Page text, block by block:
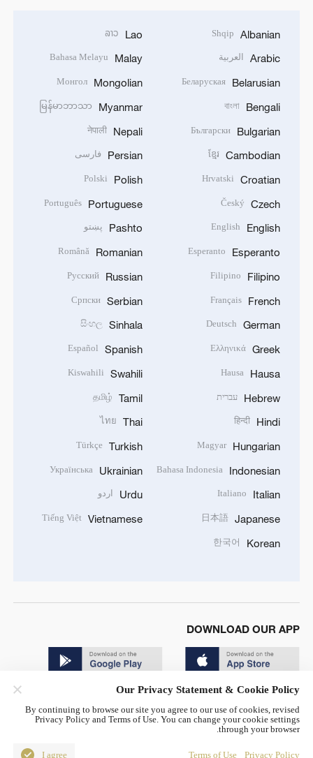
Albanian
Shqip
Arabic العربية
Belarusian
Беларуская
Bengali
বাংলা
Bulgarian
Български
Cambodian
ខ្មែរ
Croatian
Hrvatski
Czech
Český
English
English
Esperanto
Esperanto
Filipino
Filipino
French
Français
German
Deutsch
Greek
Ελληνικά
Hausa
Hausa
Hebrew עברית
Hindi
हिन्दी
Hungarian
Magyar
Indonesian
Bahasa Indonesia
Italian
Italiano
Japanese
日本語
Korean
한국어
Lao
ລາວ
Malay
Bahasa Melayu
Mongolian
Монгол
Myanmar
မြန်မာဘာသာ
Nepali
नेपाली
Persian فارسی
Polish
Polski
Portuguese
Português
Pashto پښتو
Romanian
Română
Russian
Русский
Serbian
Српски
Sinhala
සිංහල
Spanish
Español
Swahili
Kiswahili
Tamil
தமிழ்
Thai
ไทย
Turkish
Türkçe
Ukrainian
Українська
Urdu اردو
Vietnamese
Tiếng Việt
DOWNLOAD OUR APP
© China Radio International.CRI. All Rights Reserved. 16A
Our Privacy Statement & Cookie Policy
By continuing to browse our site you agree to our use of cookies, revised
Privacy Policy and Terms of Use. You can change your cookie settings
through your browser.
Privacy Policy
Terms of Use
I agree